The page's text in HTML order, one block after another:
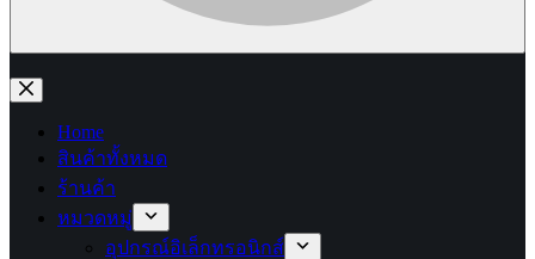
No
results
Home
สินค้าทั้งหมด
ร้านค้า
หมวดหมู่
อุปกรณ์อิเล็กทรอนิกส์